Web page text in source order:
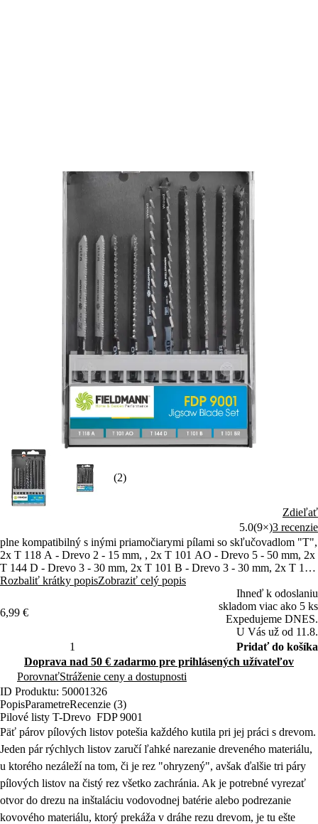
(2)
Zdieľať
5.0(9×)3 recenzie
plne kompatibilný s inými priamočiarymi pílami so skľučovadlom "T",
2x T 118 A - Drevo 2 - 15 mm, , 2x T 101 AO - Drevo 5 - 50 mm, 2x
T 144 D - Drevo 3 - 30 mm, 2x T 101 B - Drevo 3 - 30 mm, 2x T 101
BR - Kov 1 - 3 mm
Rozbaliť krátky popisZobraziť celý popis
6,99 €
Ihneď k odoslaniu
skladom viac ako 5 ks
Expedujeme DNES.
U Vás už od 11.8.
Pridať do košíka
Doprava nad 50 € zadarmo pre prihlásených užívateľov
PorovnaťStráženie ceny a dostupnosti
ID Produktu: 50001326
PopisParametreRecenzie (3)
Pilové listy T-Drevo FDP 9001
Päť párov pílových listov potešia každého kutila pri jej práci s drevom.
Jeden pár rýchlych listov zaručí ľahké narezanie dreveného materiálu,
u ktorého nezáleží na tom, či je rez "ohryzený", avšak ďalšie tri páry
pílových listov na čistý rez všetko zachránia. Ak je potrebné vyrezať
otvor do drezu na inštaláciu vodovodnej batérie alebo podrezanie
kovového materiálu, ktorý prekáža v dráhe rezu drevom, je tu ešte